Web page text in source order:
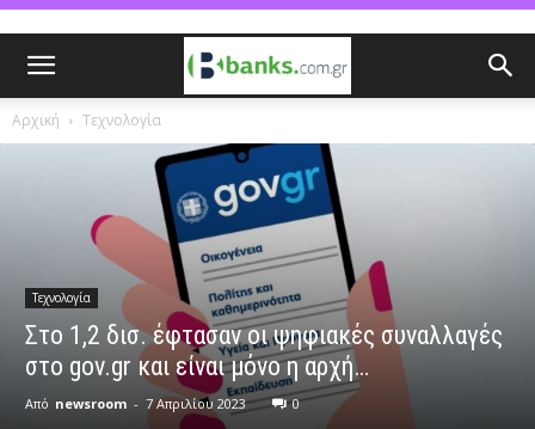
Αρχική Τεχνολογία
Τεχνολογία
Στο 1,2 δισ. έφτασαν οι ψηφιακές συναλλαγές
στο gov.gr και είναι μόνο η αρχή…
Από newsroom - 7 Απριλίου 2023 0